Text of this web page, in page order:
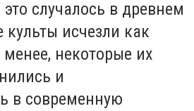
случалось в древнем
культы исчезли как
некоторые их
и
в современную